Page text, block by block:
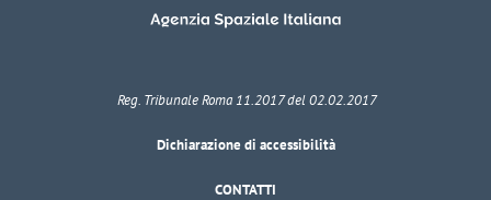
Reg. Tribunale Roma 11.2017 del 02.02.2017
Dichiarazione di accessibilità
CONTATTI